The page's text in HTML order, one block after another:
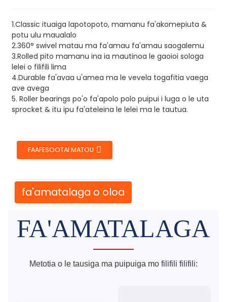
1.Classic ituaiga lapotopoto, mamanu fa'akomepiuta &
potu ulu maualalo
2.360° swivel matau ma fa'amau fa'amau saogalemu
3.Rolled pito mamanu ina ia mautinoa le gaoioi sologa
lelei o filifili lima
4.Durable fa'avaa u'amea ma le vevela togafitia vaega
ave avega
5. Roller bearings po'o fa'apolo polo puipui i luga o le uta
sprocket & itu ipu fa'ateleina le lelei ma le tautua.
FAAFESOOTAI MATOU
fa'amatalaga o oloa
FA'AMATALAGA
Metotia o le tausiga ma puipuiga mo filifili filifili: